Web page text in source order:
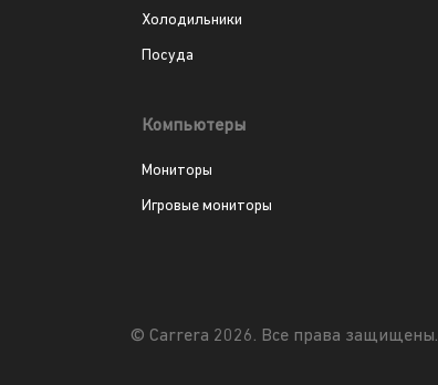
Холодильники
Посуда
Компьютеры
Мониторы
Игровые мониторы
© Carrera 2026. Все права защищены.